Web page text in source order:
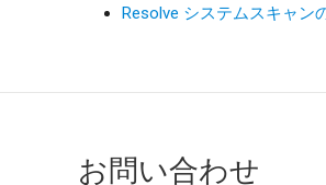
Resolve システムスキャン
お問い合わせ